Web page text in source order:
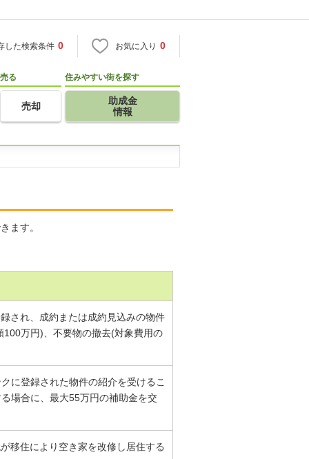
した検索条件 0 お気に入り 0
売る
売却
住みやすい街を探す
助成金
情報
ます。
され、成約または成約見込みの物件
万円)、不要物の撤去(対象費用の
に登録された物件の紹介を受けるこ
場合に、最大55万円の補助金を交
移住により空き家を改修し居住する